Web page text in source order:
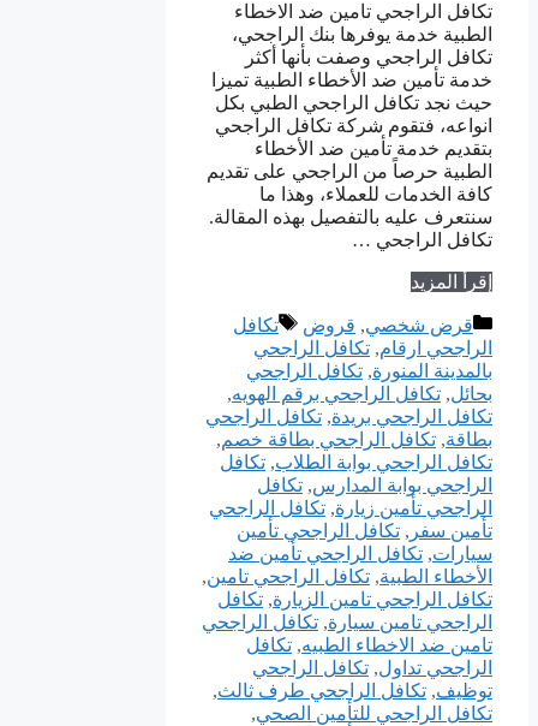
تكافل الراجحي تامين ضد الاخطاء
الطبية خدمة يوفرها بنك الراجحي،
تكافل الراجحي وصفت بأنها أكثر
خدمة تأمين ضد الأخطاء الطبية تميزا
حيث نجد تكافل الراجحي الطبي بكل
انواعه، فتقوم شركة تكافل الراجحي
بتقديم خدمة تأمين ضد الأخطاء
الطبية حرصاً من الراجحي على تقديم
كافة الخدمات للعملاء، وهذا ما
سنتعرف عليه بالتفصيل بهذه المقالة.
تكافل الراجحي …
إقرأ المزيد
التصنيفات
قرض شخصي, قروض الوسوم
تكافل
الراجحي ارقام, تكافل الراجحي
بالمدينة المنورة, تكافل الراجحي
بحائل, تكافل الراجحي برقم الهويه,
تكافل الراجحي بريدة, تكافل الراجحي
بطاقة, تكافل الراجحي بطاقة خصم,
تكافل الراجحي بوابة الطلاب, تكافل
الراجحي بوابة المدارس, تكافل
الراجحي تأمين زيارة, تكافل الراجحي
تأمين سفر , تكافل الراجحي تأمين
سيارات, تكافل الراجحي تأمين ضد
الأخطاء الطبية, تكافل الراجحي تامين,
تكافل الراجحي تامين الزيارة, تكافل
الراجحي تامين سيارة, تكافل الراجحي
تامين ضد الاخطاء الطبيه, تكافل
الراجحي تداول, تكافل الراجحي
توظيف, تكافل الراجحي طرف ثالث,
تكافل الراجحي للتأمين الصحي,